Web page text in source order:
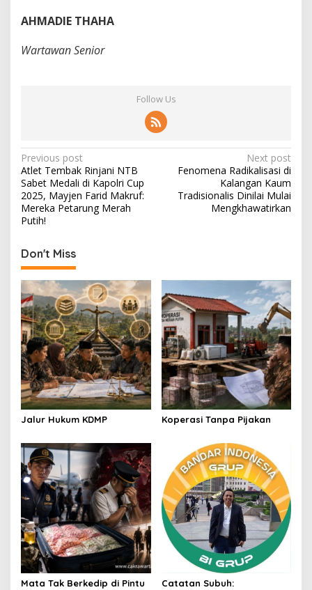
AHMADIE THAHA
Wartawan Senior
Follow Us
P
o
s
t
a
v
i
g
a
t
i
o
n
Previous post
Atlet Tembak Rinjani NTB
Sabet Medali di Kapolri Cup
2025, Mayjen Farid Makruf:
Mereka Petarung Merah
Putih!
Next post
Fenomena Radikalisasi di
Kalangan Kaum
Tradisionalis Dinilai Mulai
Mengkhawatirkan
Don't Miss
Jalur Hukum KDMP Koperasi Tanpa Pijakan
Mata Tak Berkedip di Pintu
Catatan Subuh: